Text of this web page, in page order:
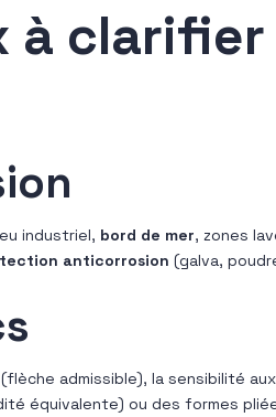
à clarifier
industriel, bord de mer, zones
anticorrosion (galva,
admissible), la sensibilité
équivalente) ou des formes